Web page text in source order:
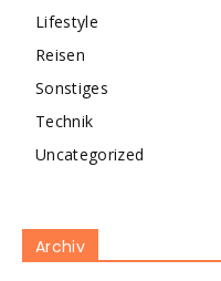
Lifestyle
Reisen
Sonstiges
Technik
Uncategorized
Archiv